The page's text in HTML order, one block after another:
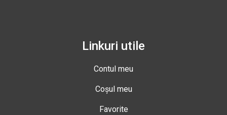
Linkuri utile
Contul meu
Coșul meu
Favorite